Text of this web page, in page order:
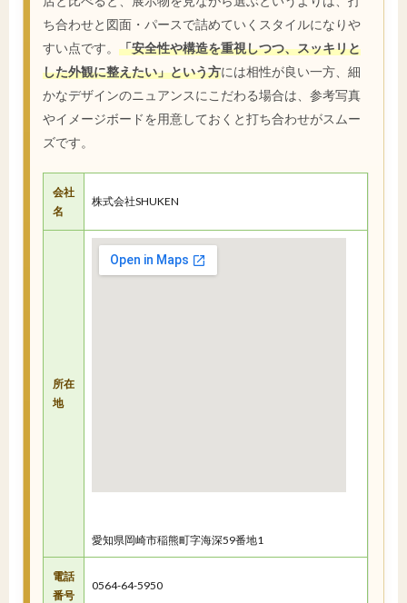
ち合わせと図面・パースで詰めていくスタイルになりや
すい点です。 「安全性や構造を重視しつつ、スッキリと
した外観に整えたい」という方には相性が良い一方、細
かなデザインのニュアンスにこだわる場合は、参考写真
やイメージボードを用意しておくと打ち合わせがスムー
ズです。
会社
名
株式会社SHUKEN
所在
地
愛知県岡崎市稲熊町字海深59番地1
電話
番号
0564-64-5950